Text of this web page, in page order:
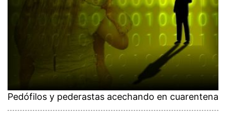
Pedófilos y pederastas acechando en cuarentena